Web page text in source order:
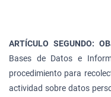
ARTÍCULO SEGUNDO:
Bases de Datos e
procedimiento para
actividad sobre datos